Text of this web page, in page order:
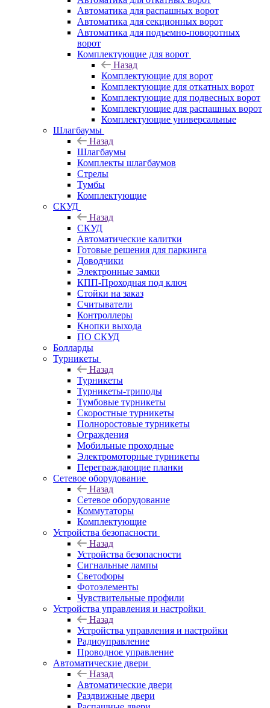
Автоматика для распашных ворот
Автоматика для секционных ворот
Автоматика для подъемно-поворотных
ворот
Комплектующие для ворот
Назад
Комплектующие для ворот
Комплектующие для откатных ворот
Комплектующие для подвесных ворот
Комплектующие для распашных ворот
Комплектующие универсальные
Шлагбаумы
Назад
Шлагбаумы
Комплекты шлагбаумов
Стрелы
Тумбы
Комплектующие
СКУД
Назад
СКУД
Автоматические калитки
Готовые решения для паркинга
Доводчики
Электронные замки
КПП-Проходная под ключ
Стойки на заказ
Считыватели
Контроллеры
Кнопки выхода
ПО СКУД
Болларды
Турникеты
Назад
Турникеты
Турникеты-триподы
Тумбовые турникеты
Скоростные турникеты
Полноростовые турникеты
Ограждения
Мобильные проходные
Электромоторные турникеты
Переграждающие планки
Сетевое оборудование
Назад
Сетевое оборудование
Коммутаторы
Комплектующие
Устройства безопасности
Назад
Устройства безопасности
Сигнальные лампы
Светофоры
Фотоэлементы
Чувствительные профили
Устройства управления и настройки
Назад
Устройства управления и настройки
Радиоуправление
Проводное управление
Автоматические двери
Назад
Автоматические двери
Раздвижные двери